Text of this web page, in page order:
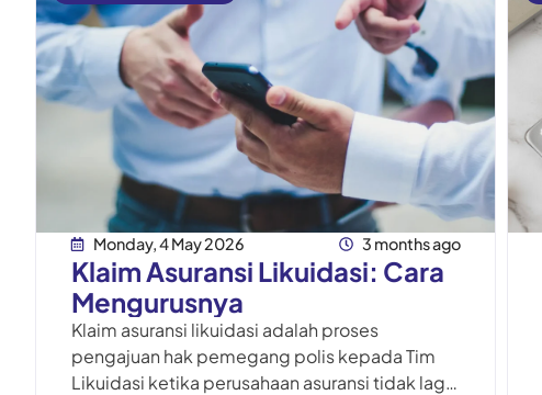
Monday, 4 May 2026 3 months ago
Klaim Asuransi Likuidasi: Cara
Mengurusnya
Klaim asuransi likuidasi adalah proses
pengajuan hak pemegang polis kepada Tim
Likuidasi ketika perusahaan asuransi tidak lagi